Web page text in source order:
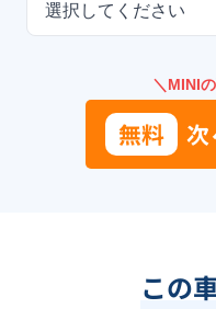
選択してください
＼MINI
無料
この